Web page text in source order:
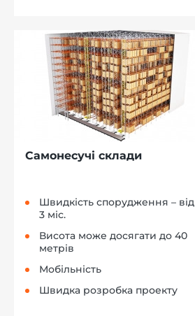
Самонесучі склади
Швидкість спорудження – від
3 міс.
Висота може досягати до 40
метрів
Мобільність
Швидка розробка проекту